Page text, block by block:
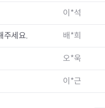
이*석
주세요. 배*희
오*욱
이*근